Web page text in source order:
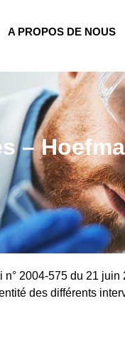
A PROPOS DE NOUS
–
2004-575 du 21
des différents